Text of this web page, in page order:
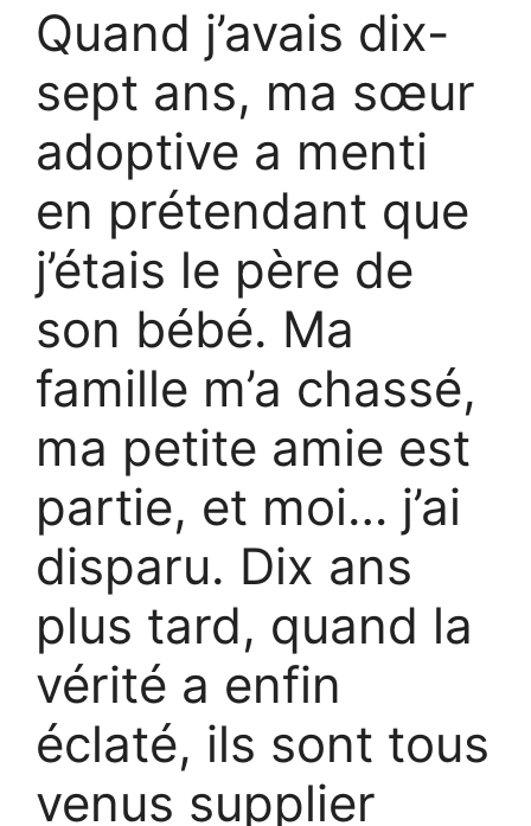
Quand j’avais dix-
sept ans, ma sœur
adoptive a menti
en prétendant que
j’étais le père de
son bébé. Ma
famille m’a chassé,
ma petite amie est
partie, et moi… j’ai
disparu. Dix ans
plus tard, quand la
vérité a enfin
éclaté, ils sont tous
venus supplier